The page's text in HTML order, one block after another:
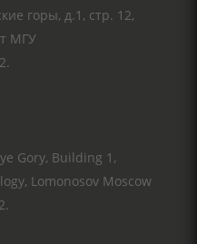
горы, д.1, стр. 12,
МГУ
Gory, Building 1,
Lomonosov Moscow